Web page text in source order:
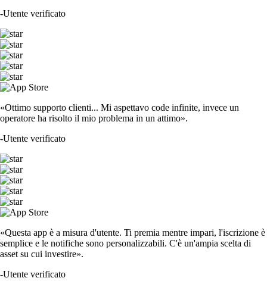
-Utente verificato
«Ottimo supporto clienti... Mi aspettavo code infinite, invece un
operatore ha risolto il mio problema in un attimo».
-Utente verificato
«Questa app è a misura d'utente. Ti premia mentre impari, l'iscrizione è
semplice e le notifiche sono personalizzabili. C'è un'ampia scelta di
asset su cui investire».
-Utente verificato